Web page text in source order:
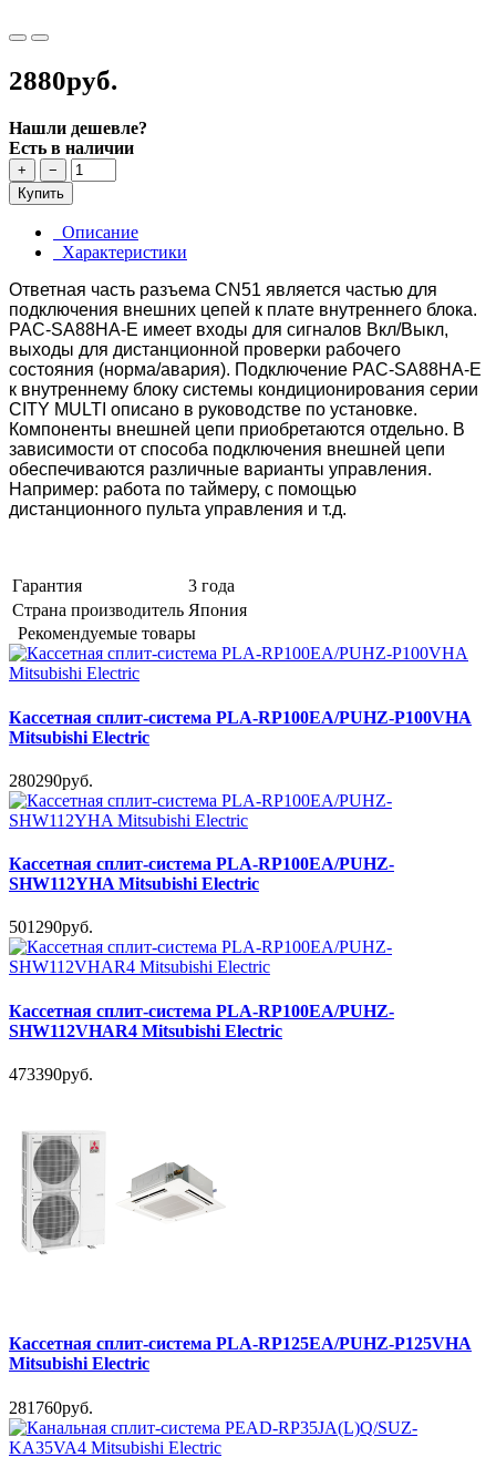
2880руб.
Нашли дешевле?
Есть в наличии
+
−
Купить
Описание
Характеристики
Ответная часть разъема CN51 является частью для
подключения внешних цепей к плате внутреннего блока.
PAC-SA88HA-E имеет входы для сигналов Вкл/Выкл,
выходы для дистанционной проверки рабочего
состояния (норма/авария). Подключение PAC-SA88HA-E
к внутреннему блоку системы кондиционирования серии
CITY MULTI описано в руководстве по установке.
Компоненты внешней цепи приобретаются отдельно. В
зависимости от способа подключения внешней цепи
обеспечиваются различные варианты управления.
Например: работа по таймеру, с помощью
дистанционного пульта управления и т.д.
Гарантия
3 года
Страна производитель Япония
Рекомендуемые товары
Кассетная сплит-система PLA-RP100EA/PUHZ-P100VHA
Mitsubishi Electric
280290руб.
Кассетная сплит-система PLA-RP100EA/PUHZ-
SHW112YHA Mitsubishi Electric
501290руб.
Кассетная сплит-система PLA-RP100EA/PUHZ-
SHW112VHAR4 Mitsubishi Electric
473390руб.
Кассетная сплит-система PLA-RP125EA/PUHZ-P125VHA
Mitsubishi Electric
281760руб.